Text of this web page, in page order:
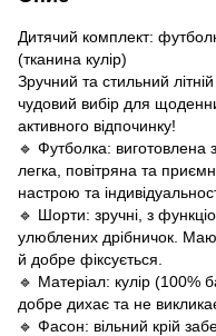
Дитячий комплект:
(тканина кулір)
Зручний та стильний
чудовий вибір для
активного відпочинку!
🔹 Футболка: виготовлена
легка, повітряна та
настрою та
🔹 Шорти: зручні, з
улюблених дрібничок.
й добре фіксується.
🔹 Матеріал: кулір (100%
добре дихає та не
🔹 Фасон: вільний крій